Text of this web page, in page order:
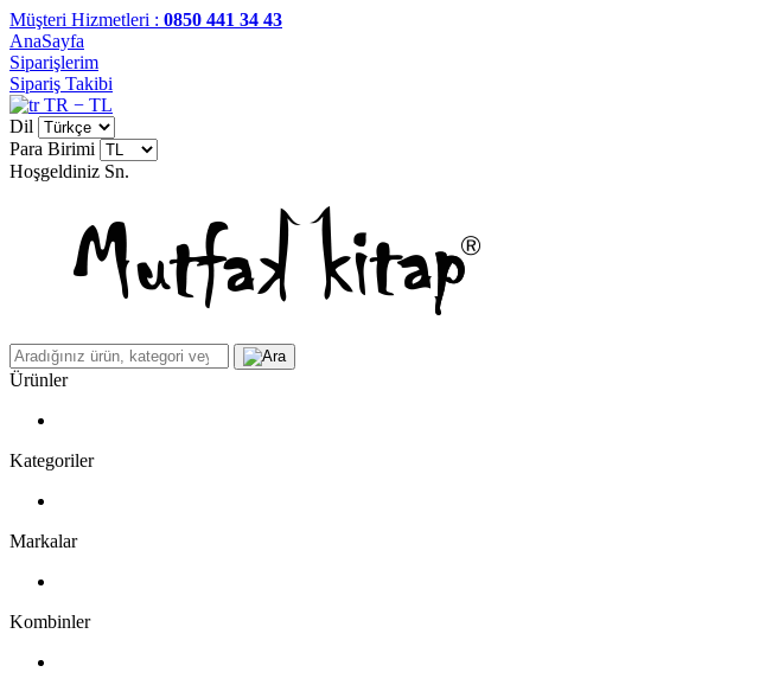
Müşteri Hizmetleri : 0850 441 34 43
AnaSayfa
Siparişlerim
Sipariş Takibi
TR − TL
Dil
Para Birimi
Hoşgeldiniz Sn.
Ürünler
Kategoriler
Markalar
Kombinler